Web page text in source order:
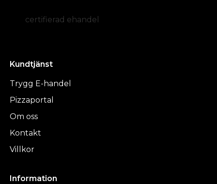
certifierad ehandel
Kundtjänst
Trygg E-handel
Pizzaportal
Om oss
Kontakt
Villkor
Information